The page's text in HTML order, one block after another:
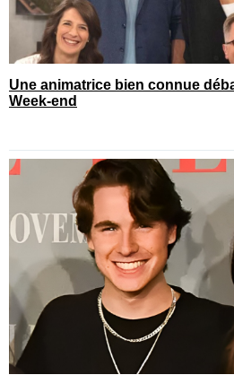
Une animatrice bien connue
Week-end